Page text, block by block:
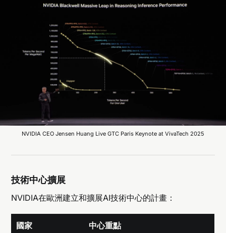
NVIDIA CEO Jensen Huang Live GTC Paris Keynote at VivaTech 2025
技術中心擴展
NVIDIA在歐洲建立和擴展AI技術中心的計畫：
國家 中心重點